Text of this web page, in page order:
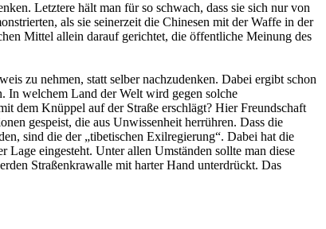
Letztere hält man für so schwach, dass sie sich nur von
als sie seinerzeit die Chinesen mit der Waffe in der
Mittel allein darauf gerichtet, die öffentliche Meinung des
zu nehmen, statt selber nachzudenken. Dabei ergibt schon
In welchem Land der Welt wird gegen solche
dem Knüppel auf der Straße erschlägt? Hier Freundschaft
gespeist, die aus Unwissenheit herrühren. Dass die
sind die der „tibetischen Exilregierung“. Dabei hat die
eingesteht. Unter allen Umständen sollte man diese
Straßenkrawalle mit harter Hand unterdrückt. Das